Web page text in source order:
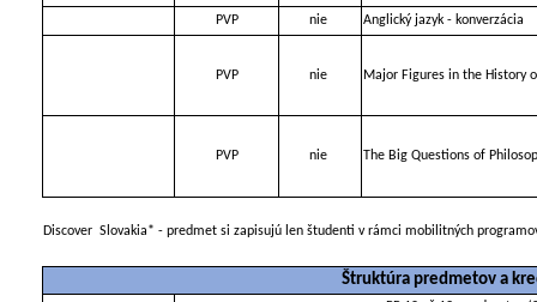
PVP
nie Anglický jazyk - konverzácia
PVP nie Major Figures in the History
PVP nie The Big Questions of
Discover Slovakia* - predmet si zapisujú len študenti v rámci mobilitných
Štruktúra predmetov a